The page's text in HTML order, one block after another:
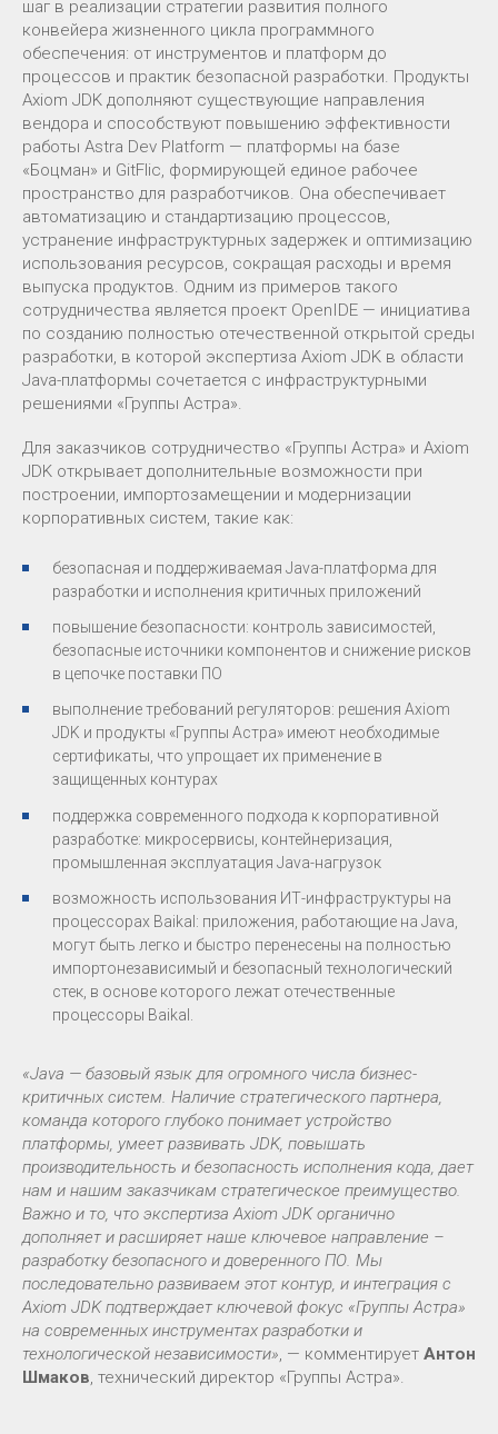
шаг в реализации стратегии развития полного
конвейера жизненного цикла программного
обеспечения: от инструментов и платформ до
процессов и практик безопасной разработки. Продукты
Axiom JDK дополняют существующие направления
вендора и способствуют повышению эффективности
работы Astrа Dev Platform — платформы на базе
«Боцман» и GitFlic, формирующей единое рабочее
пространство для разработчиков. Она обеспечивает
автоматизацию и стандартизацию процессов,
устранение инфраструктурных задержек и оптимизацию
использования ресурсов, сокращая расходы и время
выпуска продуктов. Одним из примеров такого
сотрудничества является проект OpenIDE — инициатива
по созданию полностью отечественной открытой среды
разработки, в которой экспертиза Axiom JDK в области
Java-платформы сочетается с инфраструктурными
решениями «Группы Астра».
Для заказчиков сотрудничество «Группы Астра» и Axiom
JDK открывает дополнительные возможности при
построении, импортозамещении и модернизации
корпоративных систем, такие как:
безопасная и поддерживаемая Java-платформа для
разработки и исполнения критичных приложений
повышение безопасности: контроль зависимостей,
безопасные источники компонентов и снижение рисков
в цепочке поставки ПО
выполнение требований регуляторов: решения Axiom
JDK и продукты «Группы Астра» имеют необходимые
сертификаты, что упрощает их применение в
защищенных контурах
поддержка современного подхода к корпоративной
разработке: микросервисы, контейнеризация,
промышленная эксплуатация Java-нагрузок
возможность использования ИТ-инфраструктуры на
процессорах Baikal: приложения, работающие на Java,
могут быть легко и быстро перенесены на полностью
импортонезависимый и безопасный технологический
стек, в основе которого лежат отечественные
процессоры Baikal.
«Java — базовый язык для огромного числа бизнес-
критичных систем. Наличие стратегического партнера,
команда которого глубоко понимает устройство
платформы, умеет развивать JDK, повышать
производительность и безопасность исполнения кода, дает
нам и нашим заказчикам стратегическое преимущество.
Важно и то, что экспертиза Axiom JDK органично
дополняет и расширяет наше ключевое направление –
разработку безопасного и доверенного ПО. Мы
последовательно развиваем этот контур, и интеграция с
Axiom JDK подтверждает ключевой фокус «Группы Астра»
на современных инструментах разработки и
технологической независимости», — комментирует Антон
Шмаков, технический директор «Группы Астра».